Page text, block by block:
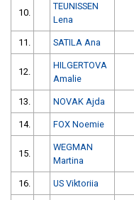
10.
TEUNISSEN
Lena
11. SATILA Ana
12.
HILGERTOVA
Amalie
13. NOVAK Ajda
14. FOX Noemie
15.
WEGMAN
Martina
16. US Viktoriia